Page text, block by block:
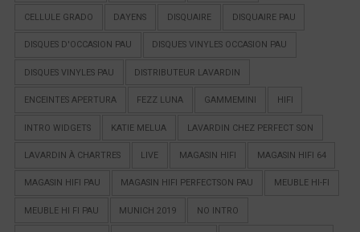
CELLULE GRADO DAYENS DISQUAIRE DISQUAIRE PAU
DISQUES D'OCCASION PAU DISQUES VINYLES OCCASION PAU
DISQUES VINYLES PAU DISTRIBUTEUR LAVARDIN
ENCEINTES APERTURA FEZZ LUNA GAMMEMINI HIFI
INTRO WIDGETS KATIE MELUA LAVARDIN CHEZ PERFECT SON
LAVARDIN À CHARTRES LIVE MAGASIN HIFI MAGASIN HIFI 64
MAGASIN HIFI PAU MAGASIN HIFI PERFECTSON PAU MEUBLE HI-FI
MEUBLE HI FI PAU MUNICH 2019 NO INTRO